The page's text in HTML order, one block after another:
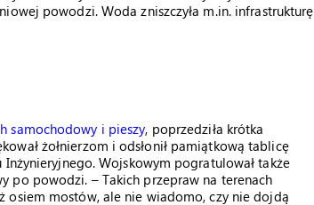
powodzi. Woda zniszczyła m.in. infrastrukturę
samochodowy i pieszy, poprzedziła krótka
żołnierzom i odsłonił pamiątkową tablicę
Inżynieryjnego. Wojskowym pogratulował także
po powodzi. – Takich przepraw na terenach
osiem mostów, ale nie wiadomo, czy nie dojdą